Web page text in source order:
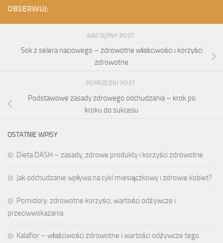
OBSERWUJ:
NASTĘPNY POST
Sok z selera naciowego – zdrowotne właściwości i korzyści
zdrowotne
POPRZEDNI POST
Podstawowe zasady zdrowego odchudzania – krok po
kroku do sukcesu
OSTATNIE WPISY
Dieta DASH – zasady, zdrowe produkty i korzyści zdrowotne
Jak odchudzanie wpływa na cykl miesiączkowy i zdrowie kobiet?
Pomidory: zdrowotne korzyści, wartości odżywcze i
przeciwwskazania
Kalafior – właściwości zdrowotne i wartości odżywcze tego